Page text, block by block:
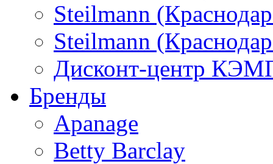
Steilmann
Steilmann
Дисконт-центр
Бренды
Apanage
Betty Barclay